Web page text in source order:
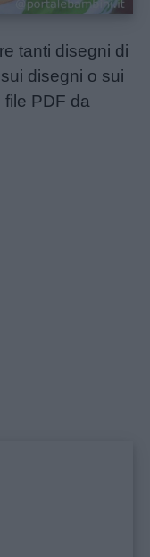
tanti disegni di
disegni o sui
PDF da